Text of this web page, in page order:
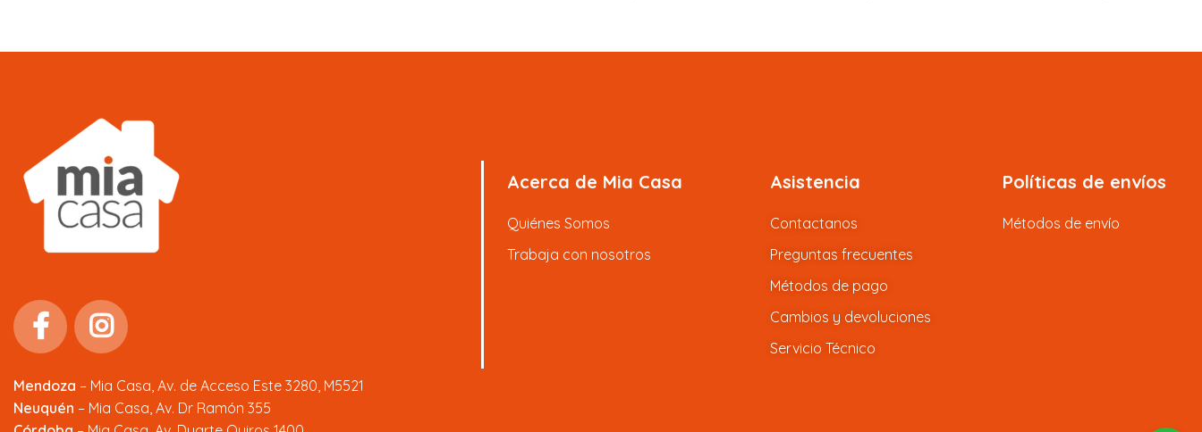
Mendoza – Mia Casa, Av. de Acceso Este 3280, M5521
Neuquén – Mia Casa, Av. Dr Ramón 355
Acerca de Mia Casa
Quiénes Somos
Trabaja con nosotros
Asistencia
Contactanos
Preguntas frecuentes
Métodos de pago
Cambios y devoluciones
Servicio Técnico
Políticas de envíos
Métodos de envío